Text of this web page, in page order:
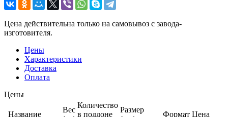
Цена действительна только на самовывоз с завода-
изготовителя.
Цены
Характеристики
Доставка
Оплата
Цены
Название
Вес
Количество
в поддоне
Размер
Формат Цена